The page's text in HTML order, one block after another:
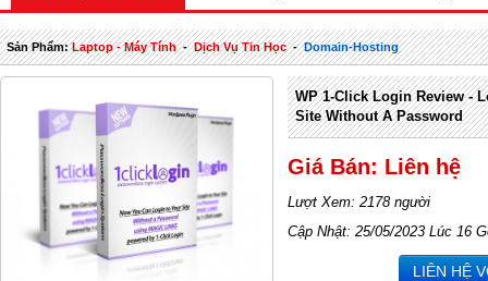
Sản Phẩm:Laptop - Máy Tính-Dịch Vụ Tin Học-Domain-Hosting
WP 1-Click Login Review -
Site Without A Password
Giá Bán: Liên hệ
Lượt Xem: 2178 người
Cập Nhật: 25/05/2023 Lúc 16
LIÊN HỆ